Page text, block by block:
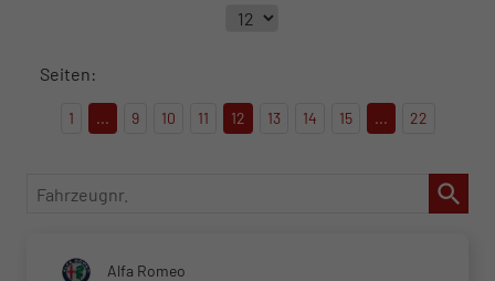
Seiten:
1 ... 9 10 11 12 13 14 15 ... 22
Fahrzeugnr.
Alfa Romeo